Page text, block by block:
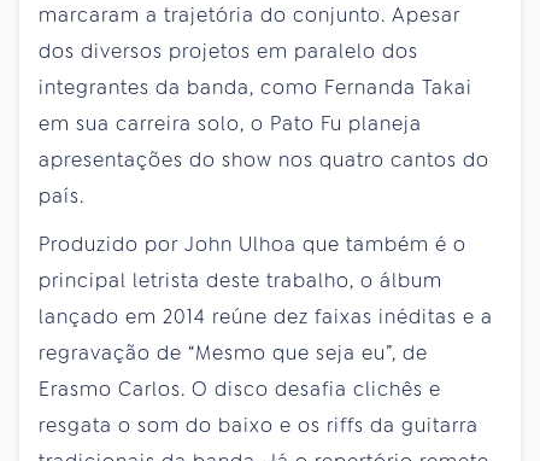
marcaram a trajetória do conjunto. Apesar
dos diversos projetos em paralelo dos
integrantes da banda, como Fernanda Takai
em sua carreira solo, o Pato Fu planeja
apresentações do show nos quatro cantos do
país.
Produzido por John Ulhoa que também é o
principal letrista deste trabalho, o álbum
lançado em 2014 reúne dez faixas inéditas e a
regravação de “Mesmo que seja eu”, de
Erasmo Carlos. O disco desafia clichês e
resgata o som do baixo e os riffs da guitarra